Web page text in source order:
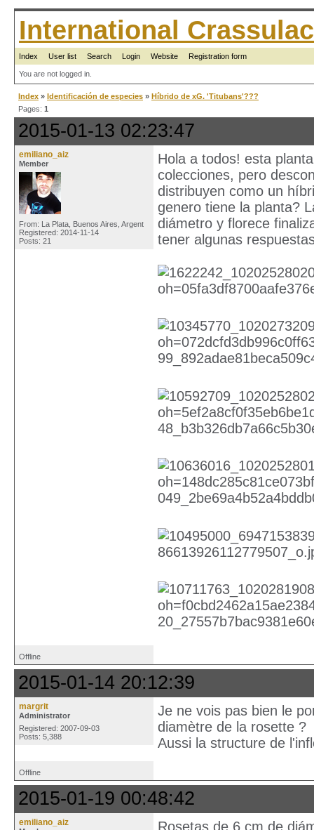
International
Index User list Search Login Website Registration form
You are not logged in.
Index » Identificación de especies » Híbrido de xG. 'Titubans'???
Pages: 1
2015-01-13 02:23:47
emiliano_aiz
Member
From: La Plata, Buenos Aires, Argent
Registered: 2014-11-14
Posts: 21
Hola a todos! esta
colecciones, pero
distribuyen como un
genero tiene la planta?
diámetro y florece
tener algunas
Offline
2015-01-14 20:12:39
margrit
Administrator
Registered: 2007-09-03
Posts: 5,388
Je ne vois pas bien le
diamètre de la rosette ?
Aussi la structure de
Offline
2015-01-19 00:48:42
emiliano_aiz
Rosetas de 6 cm de